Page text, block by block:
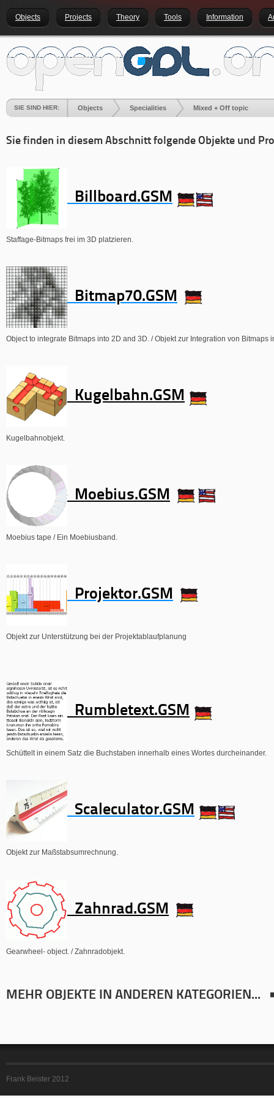
Objects Projects Theory Tools Information
SIE SIND HIER: Objects Specialities Mixed + Off topic
Sie finden in diesem Abschnitt folgende Objekte und
Billboard.GSM
Staffage-Bitmaps frei im 3D platzieren.
Bitmap70.GSM
Object to integrate Bitmaps into 2D and 3D. / Objekt zur Integration von Bitmaps
Kugelbahn.GSM
Kugelbahnobjekt.
Moebius.GSM
Moebius tape / Ein Moebiusband.
Projektor.GSM
Objekt zur Unterstützung bei der Projektablaufplanung
Rumbletext.GSM
Schüttelt in einem Satz die Buchstaben innerhalb eines Wortes durcheinander.
Scaleculator.GSM
Objekt zur Maßstabsumrechnung.
Zahnrad.GSM
Gearwheel- object. / Zahnradobjekt.
MEHR OBJEKTE IN ANDEREN KATEGORIEN...
Frank Beister 2012